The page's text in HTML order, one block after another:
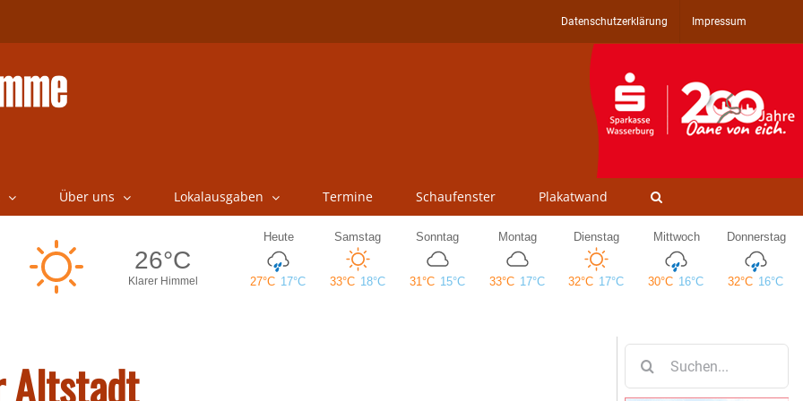
Datenschutzerklärung Impressum
Über uns Lokalausgaben Termine Schaufenster Plakatwand
Altstadt
nach: